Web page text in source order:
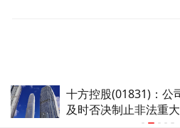
十方控股(01831)：公
及时否决制止非法重
维护全体股东基本权益